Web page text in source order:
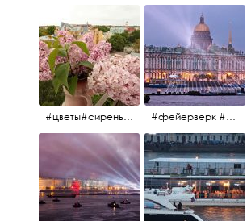
#цветы#сирень #розоваясирень #натюрморт #натюрмортсцветами #весна2012 #пробуждение #фейерверк #салют #парусник #санктпетербург #белыеночи2012 #белыеночи #алыепаруса2012 #алыепаруса #нева